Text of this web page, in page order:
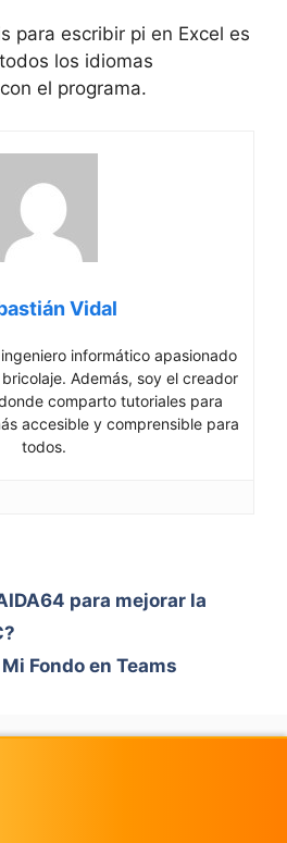
para escribir pi en Excel es
los idiomas
el programa.
Vidal
informático apasionado
Además, soy el creador
comparto tutoriales para
accesible y comprensible para
todos.
para mejorar la
Fondo en Teams